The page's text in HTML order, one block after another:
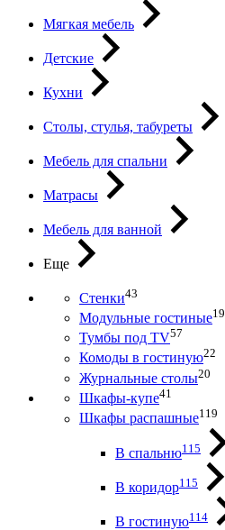
Мягкая мебель
Детские
Кухни
Столы, стулья, табуреты
Мебель для спальни
Матрасы
Мебель для ванной
Еще
Стенки43
Модульные гостиные19
Тумбы под ТV57
Комоды в гостиную22
Журнальные столы20
Шкафы-купе41
Шкафы распашные119
В спальню115
В коридор115
В гостиную114